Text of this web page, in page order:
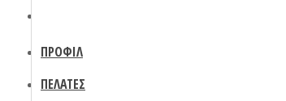
ΠΡΟΦΙΛ
ΠΕΛΑΤΕΣ